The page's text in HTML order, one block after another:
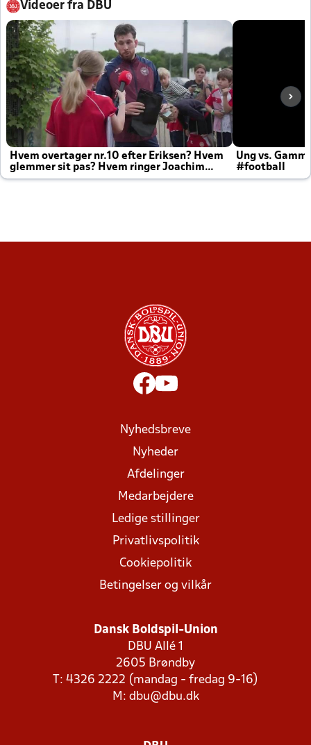
Videoer fra DBU
Hvem overtager nr.10 efter Eriksen? Hvem
glemmer sit pas? Hvem ringer Joachim
altid til efter kampe?
Ung vs.
#football
Nyhedsbreve
Nyheder
Afdelinger
Medarbejdere
Ledige stillinger
Privatlivspolitik
Cookiepolitik
Betingelser og vilkår
Dansk Boldspil-Union
DBU Allé 1
2605 Brøndby
T: 4326 2222 (mandag - fredag 9-16)
M: dbu@dbu.dk